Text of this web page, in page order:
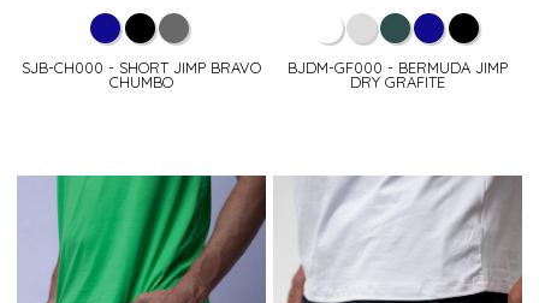
SJB-CH000 - SHORT JIMP BRAVO
CHUMBO
BJDM-GF000 - BERMUDA JIMP
DRY GRAFITE